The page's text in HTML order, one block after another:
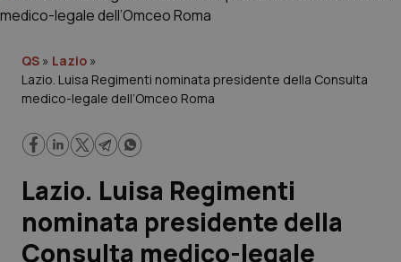
Governo e Parlamento
Regioni e Asl
Lavoro e Professioni
Scienza e Farmaci
QS » Lazio »
Lazio. Luisa Regimenti nominata presidente della Consulta
medico-legale dell’Omceo Roma
Lazio. Luisa Regimenti
nominata presidente della
Consulta medico-legale